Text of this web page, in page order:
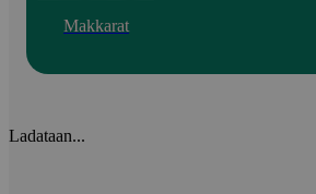
Makkarat
Ladataan...